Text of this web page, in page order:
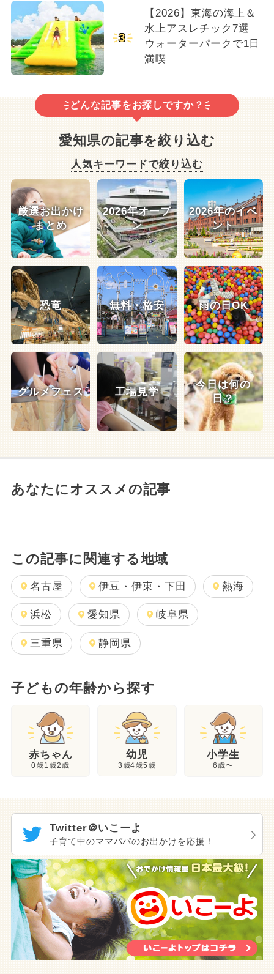
3
【2026】東海の海上＆
水上アスレチック7選
ウォーターパークで1日
満喫
どんな記事をお探しですか？
愛知県の記事を絞り込む
人気キーワードで絞り込む
厳選お出かけ
まとめ
2026年オープ
ン
2026年のイベ
ント
恐竜 無料・格安 雨の日OK
グルメフェス 工場見学
今日は何の
日？
あなたにオススメの記事
この記事に関連する地域
名古屋 伊豆・伊東・下田 熱海
浜松 愛知県 岐阜県
三重県 静岡県
子どもの年齢から探す
赤ちゃん
0歳1歳2歳
幼児
3歳4歳5歳
小学生
6歳〜
Twitter＠いこーよ
子育て中のママパパのお出かけを応援！